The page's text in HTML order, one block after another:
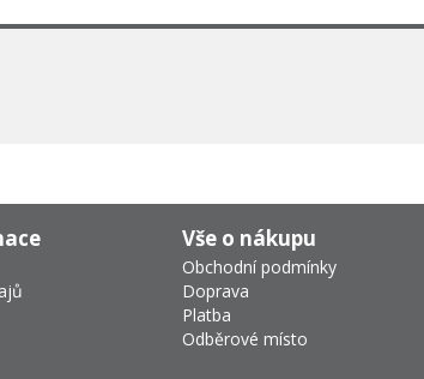
Vše o nákupu
Obchodní podmínky
Doprava
Platba
Odběrové místo